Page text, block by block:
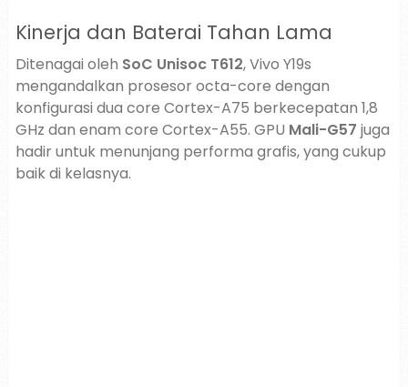
Kinerja dan Baterai Tahan Lama
Ditenagai oleh SoC Unisoc T612, Vivo Y19s
mengandalkan prosesor octa-core dengan
konfigurasi dua core Cortex-A75 berkecepatan 1,8
GHz dan enam core Cortex-A55. GPU Mali-G57 juga
hadir untuk menunjang performa grafis, yang cukup
baik di kelasnya.